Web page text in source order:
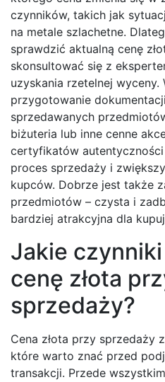
czynników, takich jak
na metale szlachetne.
sprawdzić aktualną cenę
skonsultować się z
uzyskania rzetelnej wyceny.
przygotowanie
sprzedawanych
biżuteria lub inne cenne
certyfikatów autentyczności
proces sprzedaży i
kupców. Dobrze jest także
przedmiotów – czysta i
bardziej atrakcyjna dla
Jakie czynniki
cenę złota
sprzedaży?
Cena złota przy sprzedaży
które warto znać przed
transakcji. Przede